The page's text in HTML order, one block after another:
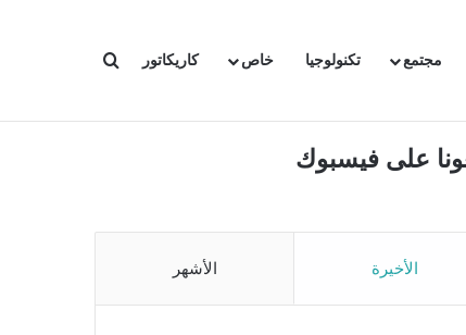
مجتمع تكنولوجيا خاص كاريكاتور بحث عن
على فيسبوك
الأخيرة الأشهر